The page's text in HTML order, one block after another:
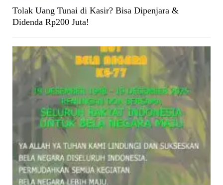
Tolak Uang Tunai di Kasir? Bisa Dipenjara &
Didenda Rp200 Juta!